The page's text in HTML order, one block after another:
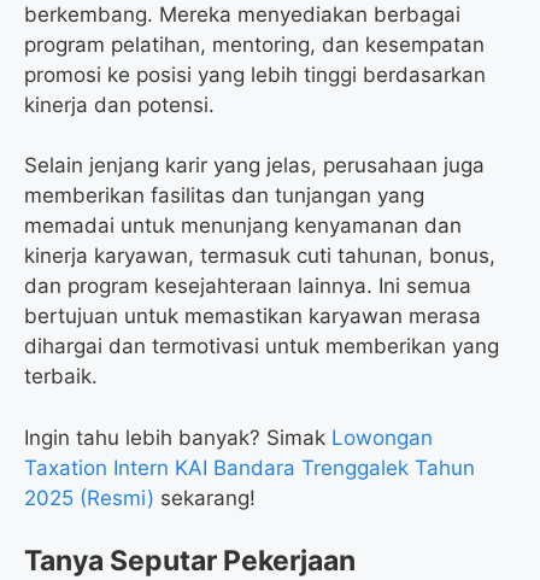
berkembang. Mereka menyediakan berbagai
program pelatihan, mentoring, dan kesempatan
promosi ke posisi yang lebih tinggi berdasarkan
kinerja dan potensi.
Selain jenjang karir yang jelas, perusahaan juga
memberikan fasilitas dan tunjangan yang
memadai untuk menunjang kenyamanan dan
kinerja karyawan, termasuk cuti tahunan, bonus,
dan program kesejahteraan lainnya. Ini semua
bertujuan untuk memastikan karyawan merasa
dihargai dan termotivasi untuk memberikan yang
terbaik.
Ingin tahu lebih banyak? Simak Lowongan
Taxation Intern KAI Bandara Trenggalek Tahun
2025 (Resmi) sekarang!
Tanya Seputar Pekerjaan